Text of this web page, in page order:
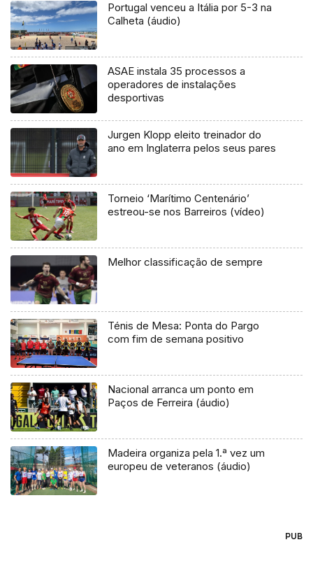
Portugal venceu a Itália por 5-3 na
Calheta (áudio)
ASAE instala 35 processos a
operadores de instalações
desportivas
Jurgen Klopp eleito treinador do
ano em Inglaterra pelos seus pares
Torneio ‘Marítimo Centenário’
estreou-se nos Barreiros (vídeo)
Melhor classificação de sempre
Ténis de Mesa: Ponta do Pargo
com fim de semana positivo
Nacional arranca um ponto em
Paços de Ferreira (áudio)
Madeira organiza pela 1.ª vez um
europeu de veteranos (áudio)
PUB